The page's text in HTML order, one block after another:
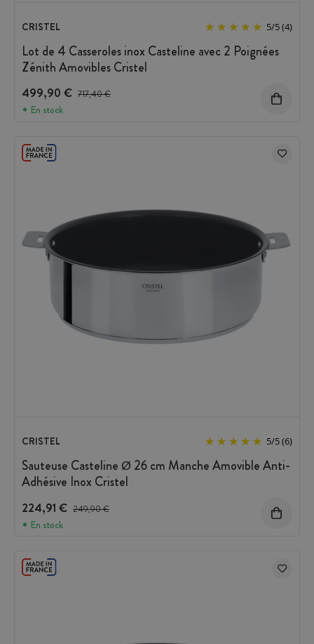
CRISTEL 5/5(4)
Lot de 4 Casseroles inox Casteline avec 2 Poignées
Zénith Amovibles Cristel
499,90 € Prix avant réduction :
717,40 €
En stock
CRISTEL 5/5(6)
Sauteuse Casteline Ø 26 cm Manche Amovible Anti-
Adhésive Inox Cristel
224,91 € Prix avant réduction :
249,90 €
En stock